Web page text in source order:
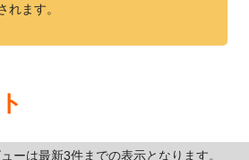
れます。
ーは最新3件までの表示となります。